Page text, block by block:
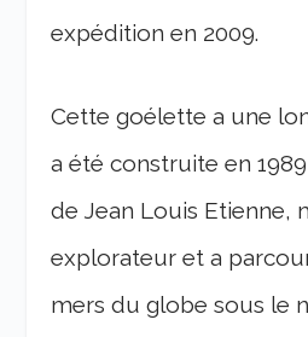
expédition en 2009.
Cette goélette a une
a été construite en
de Jean Louis Etienne,
explorateur et a
mers du globe sous le